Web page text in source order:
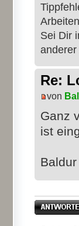
Sei Dir
Re:
von
Ganz
ist
Baldur
Antwort